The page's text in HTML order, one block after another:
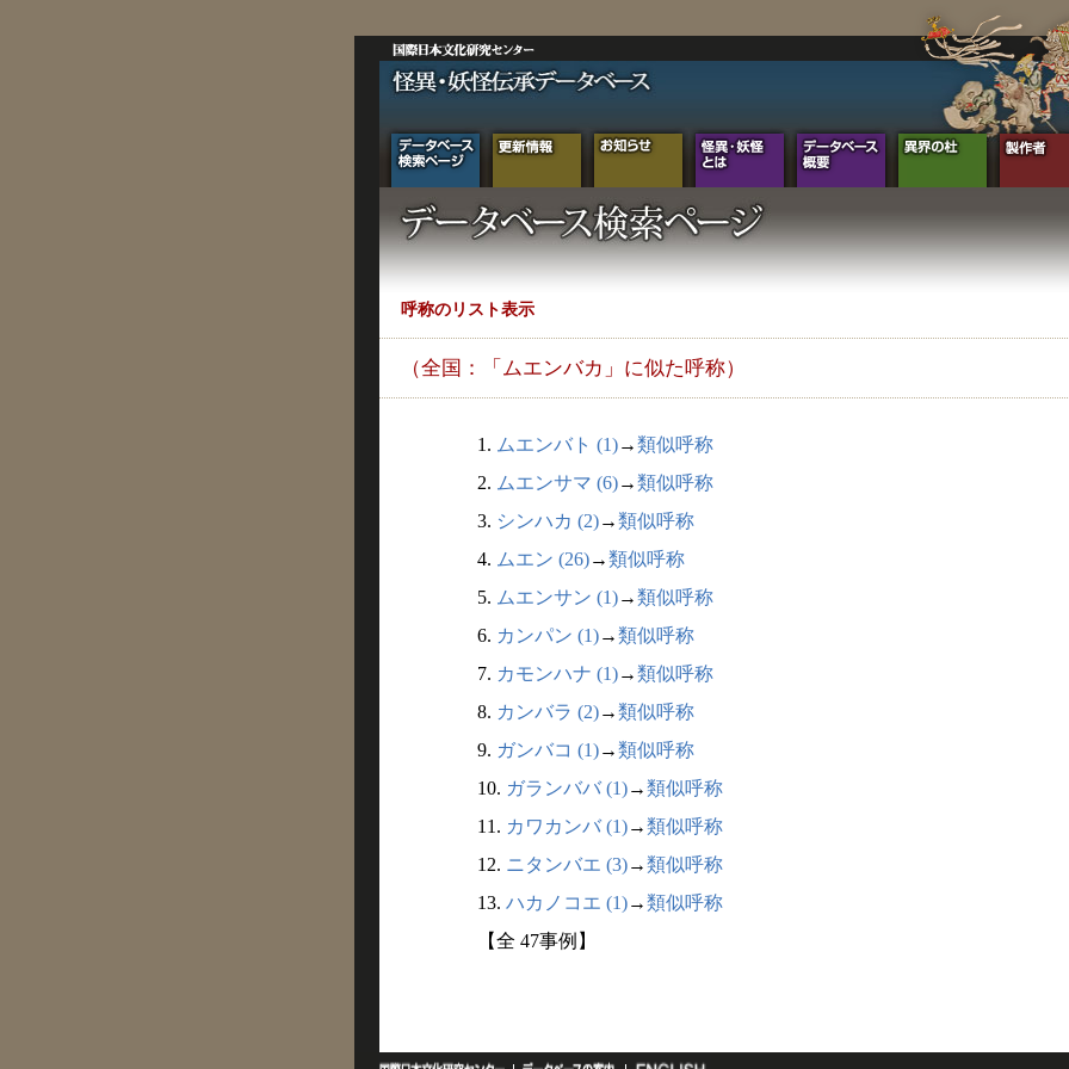
呼称のリスト表示
（全国：「ムエンバカ」に似た呼称）
1. ムエンバト (1)→類似呼称
2. ムエンサマ (6)→類似呼称
3. シンハカ (2)→類似呼称
4. ムエン (26)→類似呼称
5. ムエンサン (1)→類似呼称
6. カンパン (1)→類似呼称
7. カモンハナ (1)→類似呼称
8. カンバラ (2)→類似呼称
9. ガンバコ (1)→類似呼称
10. ガランババ (1)→類似呼称
11. カワカンバ (1)→類似呼称
12. ニタンバエ (3)→類似呼称
13. ハカノコエ (1)→類似呼称
【全 47事例】